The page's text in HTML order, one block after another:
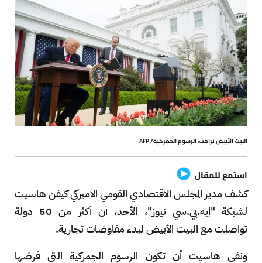
البيت الأبيض ترامب، الرسوم الجمركية/ AFP
استمع للمقال
كشف مدير المجلس الاقتصادي القومي الأميركي كيفن هاسيت
لشبكة "إيه.بي.سي نيوز"، الأحد، أن أكثر من 50 دولة
تواصلت مع البيت الأبيض لبدء مفاوضات تجارية.
ونفى هاسيت أن تكون الرسوم الجمركية التي فرضها